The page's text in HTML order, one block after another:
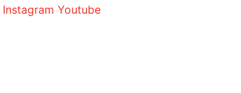
Instagram Youtube